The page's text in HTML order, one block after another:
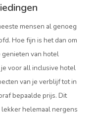
mensen al genoeg
Hoe fijn is het dan om
genieten van hotel
voor all inclusive hotel
van je verblijf tot in
bepaalde prijs. Dit
helemaal nergens